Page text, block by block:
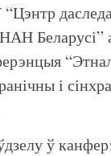
Беларусі”
і
ў